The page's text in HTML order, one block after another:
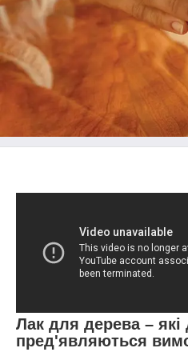
Лак для дерева – які
пред'являються